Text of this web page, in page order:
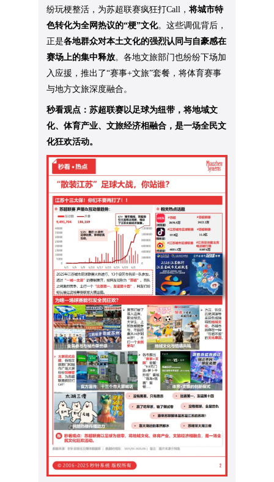
纷玩梗整活，为苏超联赛疯狂打Call，将城市特
色转化为全网热议的“梗”文化。这些调侃背后，
正是各地群众对本土文化的强烈认同与自豪感在
赛场上的集中释放。各地文旅部门也纷纷下场加
入应援，推出了“赛事+文旅”套餐，将体育赛事
与地方文旅深度融合。
秒看观点：苏超联赛以足球为纽带，将地域文
化、体育产业、文旅经济相融合，是一场全民文
化狂欢活动。